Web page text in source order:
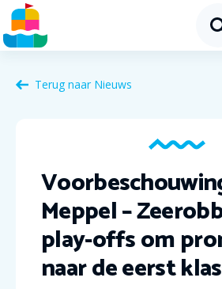
Terug naar Nieuws
Meppel –
play-offs om
naar de eerst